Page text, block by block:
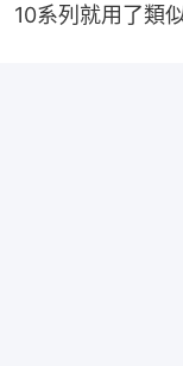
10系列就用了類